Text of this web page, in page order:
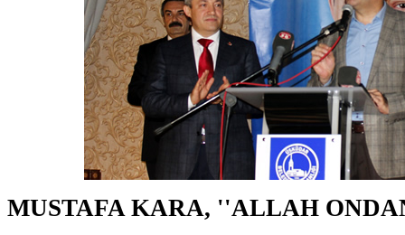
MUSTAFA KARA, ''ALLAH